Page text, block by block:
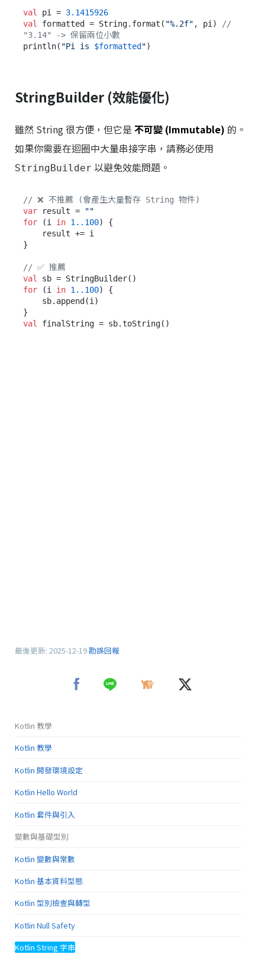
val pi = 3.1415926
val formatted = String.format( "%.2f" , pi) //
"3.14" -> 保留兩位小數
println( "Pi is $formatted "
StringBuilder (效能優化)
雖然 String 很方便，但它是不可變 (Immutable) 的。
如果你需要在迴圈中大量串接字串，請務必使用
StringBuilder 以避免效能問題。
// ❌ 不推薦 (會產生大量暫存 String 物件)
var result =
""
for (i in 1. .100) {
}
// ✅ 推薦
val
for (i in 1. .100) {
val
最後更新: 2025-12-19勘誤回報
Kotlin 教學
Kotlin 教學
Kotlin 開發環境設定
Kotlin Hello World
Kotlin 套件與引入
變數與基礎型別
Kotlin 變數與常數
Kotlin 基本資料型態
Kotlin 型別檢查與轉型
Kotlin Null Safety
Kotlin String 字串